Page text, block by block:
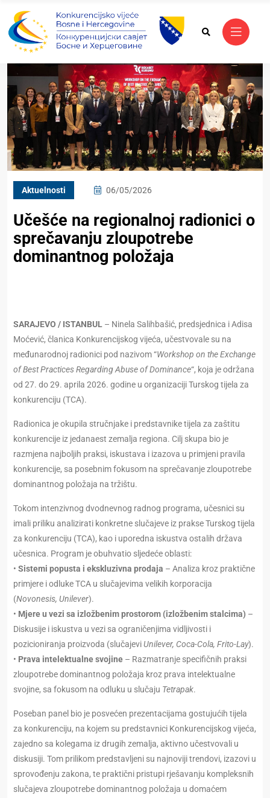
Aktuelnosti 06/05/2026
Učešće na regionalnoj radionici o
sprečavanju zloupotrebe
dominantnog položaja
SARAJEVO / ISTANBUL – Ninela Salihbašić, predsjednica i Adisa
Moćević, članica Konkurencijskog vijeća, učestvovale su na
međunarodnoj radionici pod nazivom “Workshop on the Exchange
of Best Practices Regarding Abuse of Dominance“, koja je održana
od 27. do 29. aprila 2026. godine u organizaciji Turskog tijela za
konkurenciju (TCA).
Radionica je okupila stručnjake i predstavnike tijela za zaštitu
konkurencije iz jedanaest zemalja regiona. Cilj skupa bio je
razmjena najboljih praksi, iskustava i izazova u primjeni pravila
konkurencije, sa posebnim fokusom na sprečavanje zloupotrebe
dominantnog položaja na tržištu.
Tokom intenzivnog dvodnevnog radnog programa, učesnici su
imali priliku analizirati konkretne slučajeve iz prakse Turskog tijela
za konkurenciju (TCA), kao i uporedna iskustva ostalih država
učesnica. Program je obuhvatio sljedeće oblasti:
• Sistemi popusta i ekskluzivna prodaja – Analiza kroz praktične
primjere i odluke TCA u slučajevima velikih korporacija
(Novonesis, Unilever).
• Mjere u vezi sa izložbenim prostorom (izložbenim stalcima) –
Diskusije i iskustva u vezi sa ograničenjima vidljivosti i
pozicioniranja proizvoda (slučajeviUnilever, Coca-Cola, Frito-Lay).
• Prava intelektualne svojine – Razmatranje specifičnih praksi
zloupotrebe dominantnog položaja kroz prava intelektualne
svojine, sa fokusom na odluku u slučaju Tetrapak.
Poseban panel bio je posvećen prezentacijama gostujućih tijela
za konkurenciju, na kojem su predstavnici Konkurencijskog vijeća,
zajedno sa kolegama iz drugih zemalja, aktivno učestvovali u
diskusiji. Tom prilikom predstavljeni su najnoviji trendovi, izazovi u
sprovođenju zakona, te praktični pristupi rješavanju kompleksnih
slučajeva zloupotrebe dominantnog položaja u domaćem